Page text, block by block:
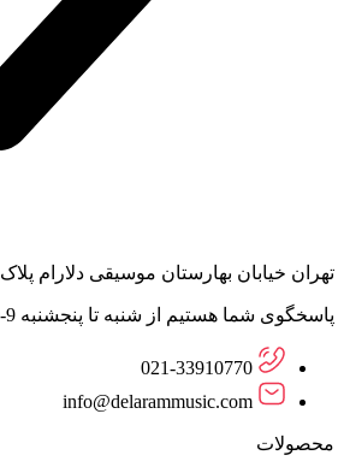
تهران خیابان بهارستان موسیقی دلارام پلاک 66
پاسخگوی شما هستیم از شنبه تا پنجشنبه 9-19
021-33910770
info@delarammusic.com
محصولات